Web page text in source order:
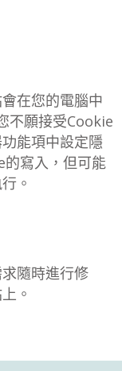
在您的電腦中
不願接受Cookie
能項中設定隱
寫入，但可能
。
隨時進行修
。